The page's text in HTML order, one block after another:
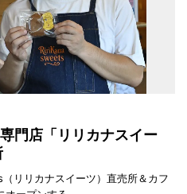
門店「リリカナスイー
リリカナスイーツ）直売所＆カフ